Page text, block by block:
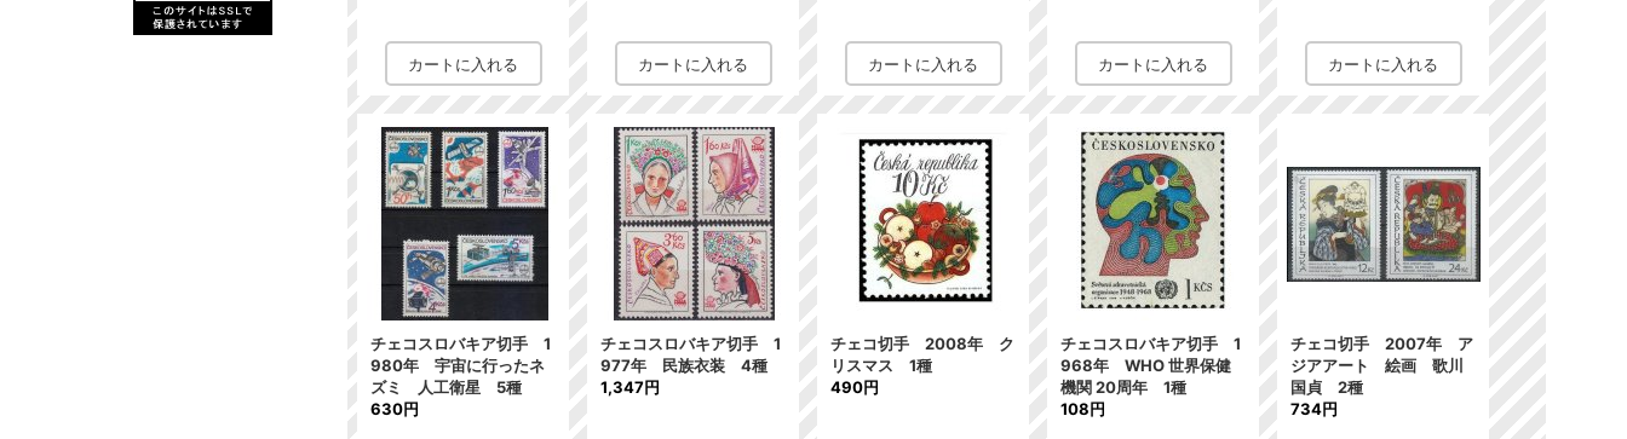
チェコスロバキア切手 1
980年 宇宙に行ったネ
ズミ 人工衛星 5種
630円
チェコスロバキア切手 1
977年 民族衣装 4種
1,347円
チェコ切手 2008年 ク
リスマス 1種
490円
チェコスロバキア切手 1
968年 WHO 世界保健
機関 20周年 1種
108円
チェコ切手 2007年 ア
ジアアート 絵画 歌川
国貞 2種
734円